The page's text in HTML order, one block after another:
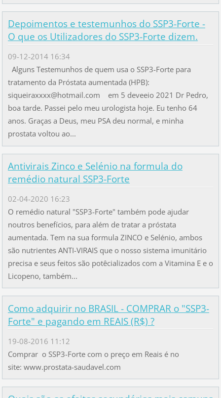
Depoimentos e testemunhos do SSP3-Forte -
O que os Utilizadores do SSP3-Forte dizem.
09-12-2014 16:34
Alguns Testemunhos de quem usa o SSP3-Forte para
tratamento da Próstata aumentada (HPB):
siqueiraxxxx@hotmail.com em 5 deveeio 2021 Dr Pedro,
boa tarde. Passei pelo meu urologista hoje. Eu tenho 64
anos. Graças a Deus, meu PSA deu normal, e minha
prostata voltou ao...
Antivirais Zinco e Selénio na formula do
remédio natural SSP3-Forte
02-04-2020 16:23
O remédio natural "SSP3-Forte" também pode ajudar
noutros benefícios, para além de tratar a próstata
aumentada. Tem na sua formula ZINCO e Selénio, ambos
são nutrientes ANTI-VIRAIS que o nosso sistema imunitário
precisa e seus feitos são potêcializados com a Vitamina E e o
Licopeno, também...
Como adquirir no BRASIL - COMPRAR o "SSP3-
Forte" e pagando em REAIS (R$) ?
19-08-2016 11:12
Comprar o SSP3-Forte com o preço em Reais é no
site: www.prostata-saudavel.com